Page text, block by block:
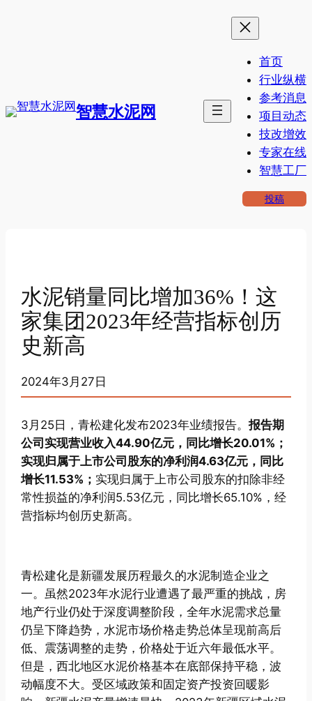
智慧水泥网
首页
行业纵横
参考消息
项目动态
技改增效
专家在线
智慧工厂
投稿
水泥销量同比增加36%！这
家集团2023年经营指标创历
史新高
2024年3月27日
3月25日，青松建化发布2023年业绩报告。报告期
公司实现营业收入44.90亿元，同比增长20.01%；
实现归属于上市公司股东的净利润4.63亿元，同比
增长11.53%； 实现归属于上市公司股东的扣除非经
常性损益的净利润5.53亿元，同比增长65.10%，经
营指标均创历史新高。
青松建化是新疆发展历程最久的水泥制造企业之
一。虽然2023年水泥行业遭遇了最严重的挑战，房
地产行业仍处于深度调整阶段，全年水泥需求总量
仍呈下降趋势，水泥市场价格走势总体呈现前高后
低、震荡调整的走势，价格处于近六年最低水平。
但是，西北地区水泥价格基本在底部保持平稳，波
动幅度不大。受区域政策和固定资产投资回暖影